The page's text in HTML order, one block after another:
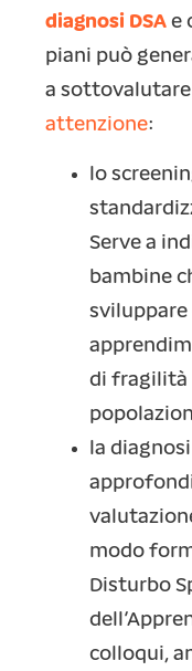
diagnosi DSA e
piani può
a sottovalutare
attenzione:
lo
Serve a
bambine
di fragilità
la
modo
Disturbo
colloqui,